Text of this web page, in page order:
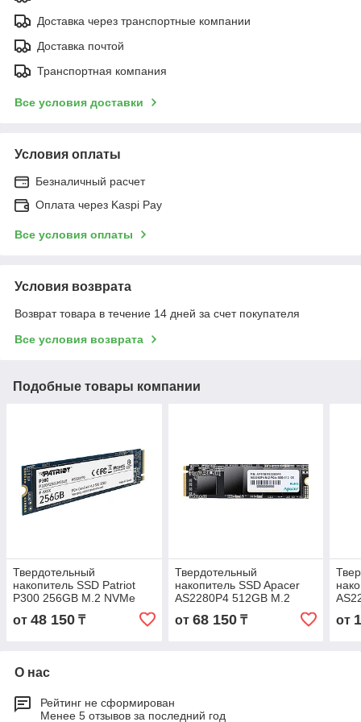
Доставка через транспортные компании
Доставка почтой
Транспортная компания
Все условия доставки
Условия оплаты
Безналичный расчет
Оплата через Kaspi Pay
Все условия оплаты
Условия возврата
Возврат товара в течение 14 дней за счет покупателя
Все условия возврата
Подобные товары компании
Твердотельный
накопитель SSD Patriot
P300 256GB M.2 NVMe
от 48 150 ₸
Твердотельный
накопитель SSD Apacer
AS2280P4 512GB M.2
от 68 150₸ от
О нас
Рейтинг не сформирован
Менее 5 отзывов за последний год